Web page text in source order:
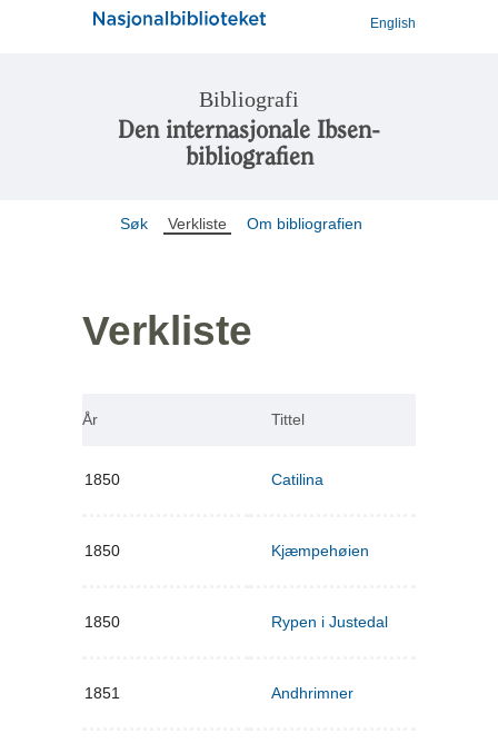
English
Bibliografi
Den internasjonale Ibsen-
bibliografien
Søk Verkliste Om bibliografien
Verkliste
År Tittel
1850 Catilina
1850 Kjæmpehøien
1850 Rypen i Justedal
1851 Andhrimner